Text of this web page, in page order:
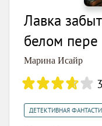
Лавка
белом пере
Марина Исайр
ДЕТЕКТИВНАЯ